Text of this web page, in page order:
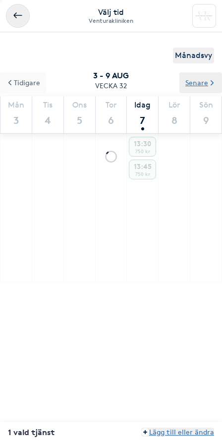
Välj tid
Venturakliniken
Månadsvy
3 - 9 AUG
VECKA 32
Mån
3
Tis
4
Ons
5
Tor
6
Idag
7
Lör
8
Sön
9
Tidigare Senare
13:30
750 kr
13:45
750 kr
1 vald tjänst Lägg till eller ändra